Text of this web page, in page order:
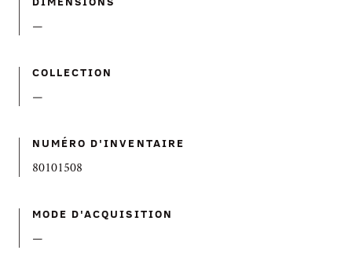
—
COLLECTION
—
NUMÉRO D'INVENTAIRE
80101508
MODE D'ACQUISITION
—